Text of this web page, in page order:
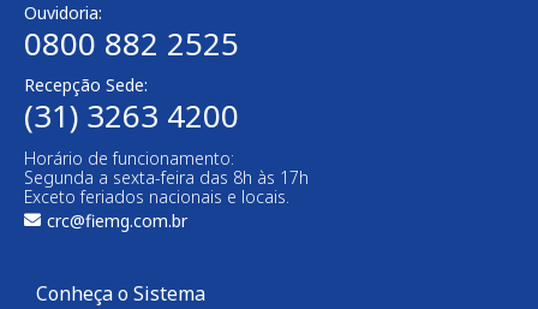
Ouvidoria:
0800 882 2525
Recepção Sede:
(31) 3263 4200
Horário de funcionamento:
Segunda a sexta-feira das 8h às 17h
Exceto feriados nacionais e locais.
crc@fiemg.com.br
Conheça o Sistema